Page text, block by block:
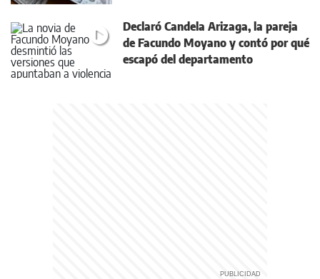
Declaró Candela Arizaga, la pareja
de Facundo Moyano y contó por qué
escapó del departamento